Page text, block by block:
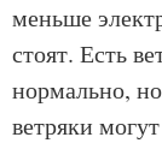
меньше
стоят. Есть
нормально,
ветряки